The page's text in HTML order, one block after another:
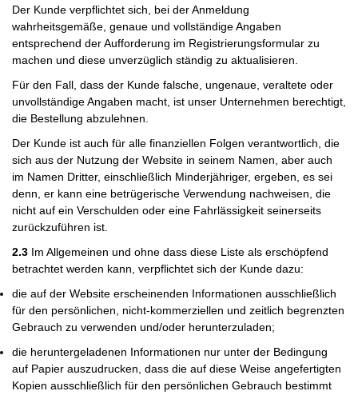
Der Kunde verpflichtet sich, bei der Anmeldung
wahrheitsgemäße, genaue und vollständige Angaben
entsprechend der Aufforderung im Registrierungsformular zu
machen und diese unverzüglich ständig zu aktualisieren.
Für den Fall, dass der Kunde falsche, ungenaue, veraltete oder
unvollständige Angaben macht, ist unser Unternehmen berechtigt,
die Bestellung abzulehnen.
Der Kunde ist auch für alle finanziellen Folgen verantwortlich, die
sich aus der Nutzung der Website in seinem Namen, aber auch
im Namen Dritter, einschließlich Minderjähriger, ergeben, es sei
denn, er kann eine betrügerische Verwendung nachweisen, die
nicht auf ein Verschulden oder eine Fahrlässigkeit seinerseits
zurückzuführen ist.
2.3 Im Allgemeinen und ohne dass diese Liste als erschöpfend
betrachtet werden kann, verpflichtet sich der Kunde dazu:
die auf der Website erscheinenden Informationen ausschließlich
für den persönlichen, nicht-kommerziellen und zeitlich begrenzten
Gebrauch zu verwenden und/oder herunterzuladen;
die heruntergeladenen Informationen nur unter der Bedingung
auf Papier auszudrucken, dass die auf diese Weise angefertigten
Kopien ausschließlich für den persönlichen Gebrauch bestimmt